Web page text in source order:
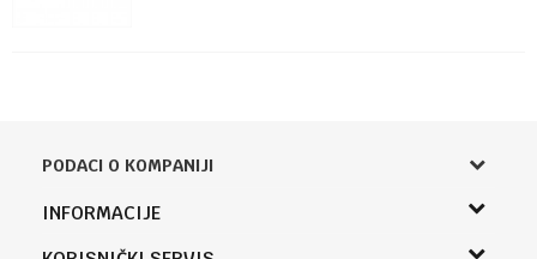
PODACI O KOMPANIJI
Knjižara Kultura
INFORMACIJE
O nama